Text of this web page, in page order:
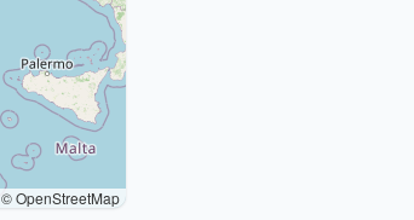
© OpenStreetMap